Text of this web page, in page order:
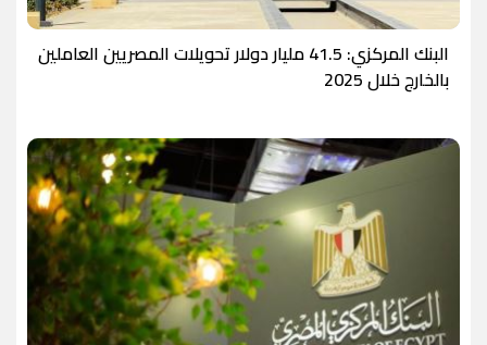
البنك المركزي: 41.5 مليار دولار تحويلات المصريين العاملين
بالخارج خلال 2025